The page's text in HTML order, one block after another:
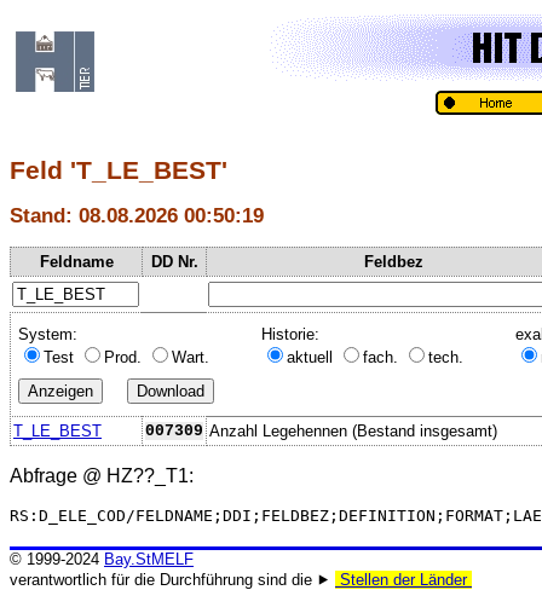
Feld 'T_LE_BEST'
Stand: 08.08.2026 00:50:19
Feldname DD Nr. Feldbez
System:
Test
Prod. Wart.
Historie:
aktuell
fach. tech.
T_LE_BEST 007309 Anzahl Legehennen (Bestand insgesamt)
Abfrage @ HZ??_T1:
RS:D_ELE_COD/
© 1999-2024 Bay.StMELF
verantwortlich für die Durchführung sind die ⯈
Stellen der Länder